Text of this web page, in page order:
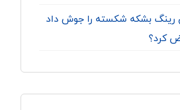
رینگ بشکه شکسته را جوش داد
کرد؟